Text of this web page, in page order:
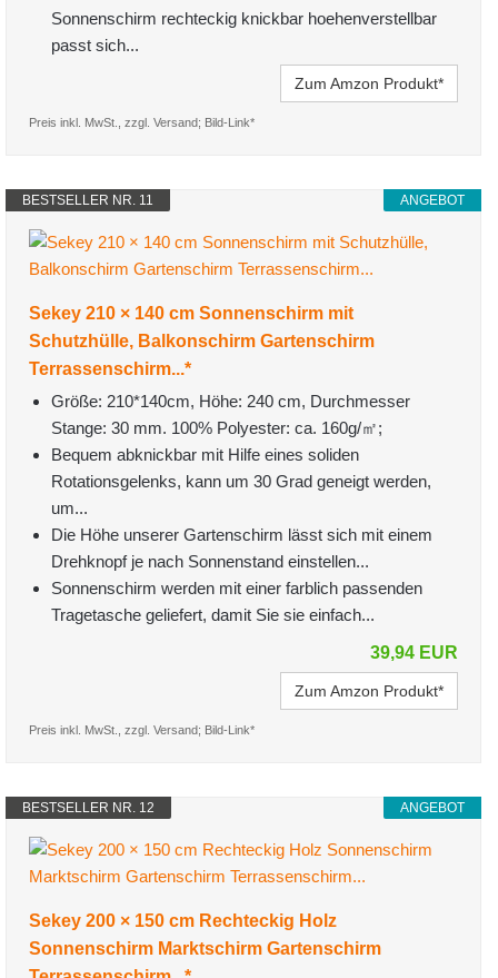
Sonnenschirm rechteckig knickbar hoehenverstellbar
passt sich...
Zum Amzon Produkt*
Preis inkl. MwSt., zzgl. Versand; Bild-Link*
ANGEBOT
BESTSELLER NR. 11
Sekey 210 × 140 cm Sonnenschirm mit
Schutzhülle, Balkonschirm Gartenschirm
Terrassenschirm...*
Größe: 210*140cm, Höhe: 240 cm, Durchmesser
Stange: 30 mm. 100% Polyester: ca. 160g/㎡;
Bequem abknickbar mit Hilfe eines soliden
Rotationsgelenks, kann um 30 Grad geneigt werden,
um...
Die Höhe unserer Gartenschirm lässt sich mit einem
Drehknopf je nach Sonnenstand einstellen...
Sonnenschirm werden mit einer farblich passenden
Tragetasche geliefert, damit Sie sie einfach...
39,94 EUR
Zum Amzon Produkt*
Preis inkl. MwSt., zzgl. Versand; Bild-Link*
ANGEBOT
BESTSELLER NR. 12
Sekey 200 × 150 cm Rechteckig Holz
Sonnenschirm Marktschirm Gartenschirm